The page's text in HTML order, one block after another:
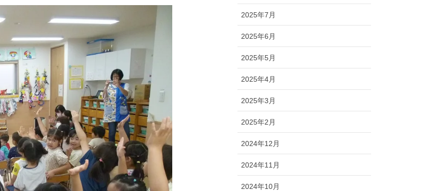
2025年7月
2025年6月
2025年5月
2025年4月
2025年3月
2025年2月
2024年12月
2024年11月
2024年10月